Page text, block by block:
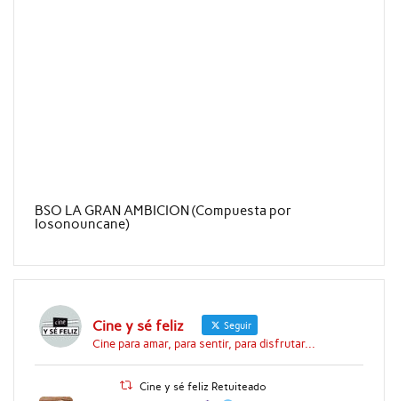
BSO LA GRAN AMBICION (Compuesta por
Iosonouncane)
Cine y sé feliz Seguir
Cine para amar, para sentir, para disfrutar...
Cine y sé feliz Retuiteado